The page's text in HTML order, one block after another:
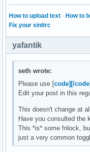
Event: time
Event: time
Event: time
Event: time
Event: time
Event: time
Event: time
Event: time
Event: time
Event: time
Event: time
How to upload text · How to
Fix your xinitrc
yafantik
seth wrote:
Please use [code][/code
Edit your post in this
This doesn't change at
Have you consulted the
This *is* some fnlock,
just a very common